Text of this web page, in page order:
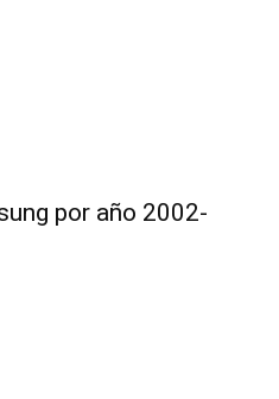
por año 2002-